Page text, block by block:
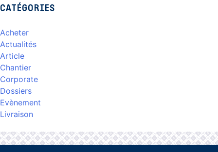
CATÉGORIES
Acheter
Actualités
Article
Chantier
Corporate
Dossiers
Evènement
Livraison